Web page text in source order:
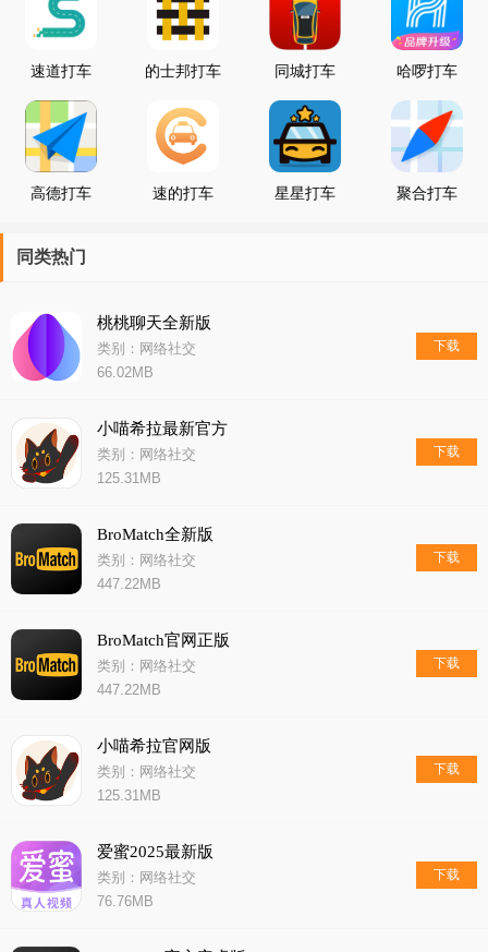
速道打车 的士邦打车 同城打车 哈啰打车
高德打车 速的打车 星星打车 聚合打车
同类热门
桃桃聊天全新版
类别：网络社交
66.02MB
下载
小喵希拉最新官方
类别：网络社交
125.31MB
下载
BroMatch全新版
类别：网络社交
447.22MB
下载
BroMatch官网正版
类别：网络社交
447.22MB
下载
小喵希拉官网版
类别：网络社交
125.31MB
下载
爱蜜2025最新版
类别：网络社交
76.76MB
下载